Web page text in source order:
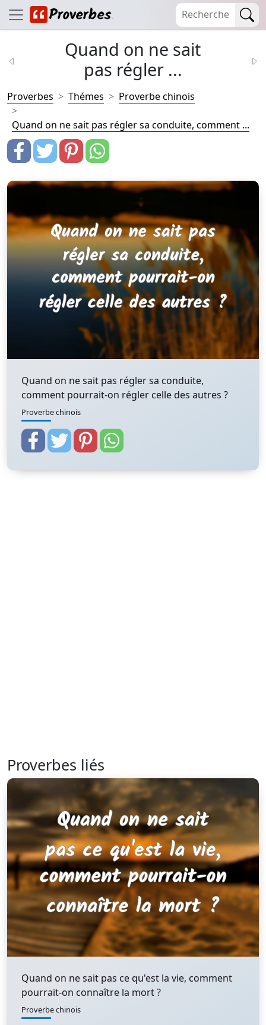
Quand on ne sait
pas régler ...
Proverbes Thémes Proverbe chinois
Quand on ne sait pas régler sa conduite, comment ...
Quand on ne sait pas régler sa conduite,
comment pourrait-on régler celle des autres ?
Proverbe chinois
Proverbes liés
Quand on ne sait pas ce qu'est la vie, comment
pourrait-on connaître la mort ?
Proverbe chinois